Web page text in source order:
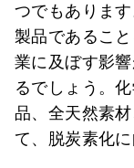
つでもありま
製品であるこ
業に及ぼす影
るでしょう。
品、全天然素
て、脱炭素化